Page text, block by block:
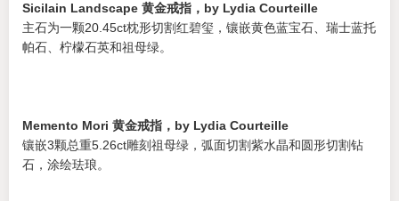
Sicilain Landscape 黄金戒指，by Lydia Courteille
主石为一颗20.45ct枕形切割红碧玺，镶嵌黄色蓝宝石、瑞士蓝托
帕石、柠檬石英和祖母绿。
Memento Mori 黄金戒指，by Lydia Courteille
镶嵌3颗总重5.26ct雕刻祖母绿，弧面切割紫水晶和圆形切割钻
石，涂绘珐琅。